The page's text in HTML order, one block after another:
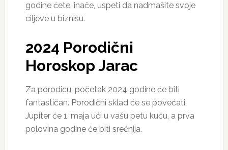
godine ćete, inače, uspeti da nadmašite svoje
ciljeve u biznisu.
2024 Porodični
Horoskop Jarac
Za porodicu, početak 2024 godine će biti
fantastičan. Porodični sklad će se povećati,
Jupiter će 1. maja ući u vašu petu kuću, a prva
polovina godine će biti srećnija.